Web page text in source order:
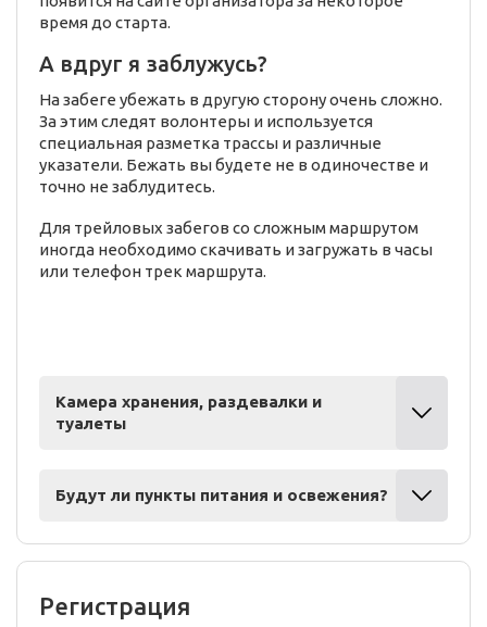
время до старта.
А вдруг я заблужусь?
На забеге убежать в другую сторону очень сложно.
За этим следят волонтеры и используется
специальная разметка трассы и различные
указатели. Бежать вы будете не в одиночестве и
точно не заблудитесь.
Для трейловых забегов со сложным маршрутом
иногда необходимо скачивать и загружать в часы
или телефон трек маршрута.
Камера хранения, раздевалки и
туалеты
Будут ли пункты питания и освежения?
Регистрация